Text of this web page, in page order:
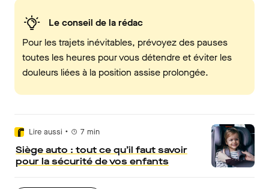
Le conseil de la rédac
Pour les trajets inévitables, prévoyez des pauses
toutes les heures pour vous détendre et éviter les
douleurs liées à la position assise prolongée.
Lire aussi • 7 min
Siège auto : tout ce qu’il faut savoir
pour la sécurité de vos enfants